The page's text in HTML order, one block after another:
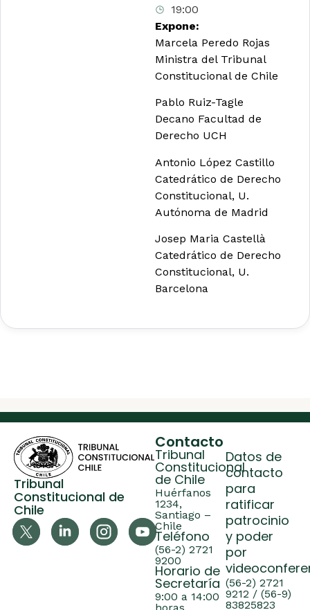
19:00
Expone:
Marcela Peredo Rojas
Ministra del Tribunal
Constitucional de Chile
Pablo Ruiz-Tagle
Decano Facultad de
Derecho UCH
Antonio López Castillo
Catedrático de Derecho
Constitucional, U.
Autónoma de Madrid
Josep Maria Castellà
Catedrático de Derecho
Constitucional, U.
Barcelona
Tribunal
Constitucional de
Chile
Contacto
Tribunal
Constitucional
de Chile
Huérfanos
1234,
Santiago –
Chile
Teléfono
(56-2) 2721
9200
Horario de
Secretaría
9:00 a 14:00
horas
Datos de
contacto
para
ratificar
patrocinio
y poder
por
(56-2) 2721
9212 / (56-9)
83825823